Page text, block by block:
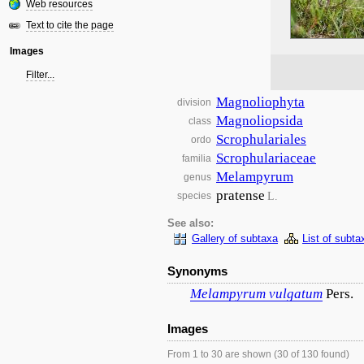
Web resources
Text to cite the page
Images
Filter...
division Magnoliophyta
class Magnoliopsida
ordo Scrophulariales
familia Scrophulariaceae
genus Melampyrum
species pratense L.
See also:
Gallery of subtaxa
List of
Synonyms
Melampyrum vulgatum Pers.
Images
From 1 to 30 are shown (30 of 130 found)